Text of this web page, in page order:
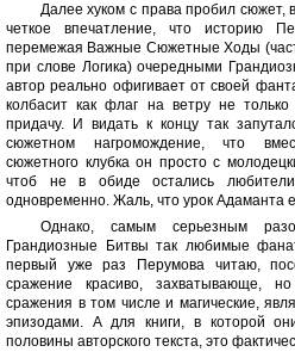
Далее хуком с права пробил сюжет,
четкое впечатление, что историю
перемежая Важные Сюжетные Ходы
при слове Логика) очередными
автор реально офигивает от своей
колбасит как флаг на ветру не
придачу. И видать к концу так
сюжетном нагромождение, что
сюжетного клубка он просто с
чтоб не в обиде остались
одновременно. Жаль, что урок Адаманта
Однако, самым серьезным
Грандиозные Битвы так любимые
первый уже раз Перумова читаю,
сражение красиво, захватывающе,
сражения в том числе и магические,
эпизодами. А для книги, в которой
половины авторского текста, это